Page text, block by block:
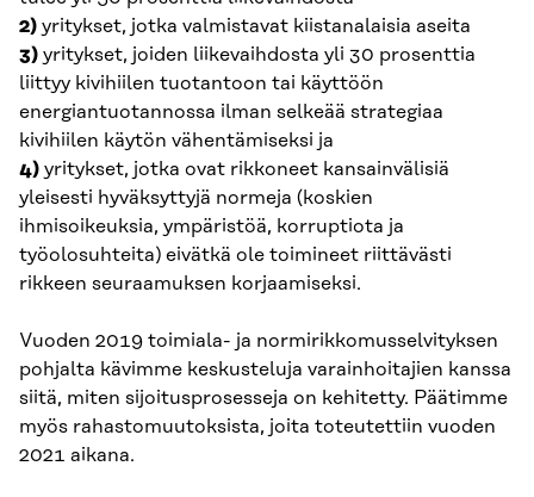
2) yritykset, jotka valmistavat kiistanalaisia aseita
3) yritykset, joiden liikevaihdosta yli 30 prosenttia
liittyy kivihiilen tuotantoon tai käyttöön
energiantuotannossa ilman selkeää strategiaa
kivihiilen käytön vähentämiseksi ja
4) yritykset, jotka ovat rikkoneet kansainvälisiä
yleisesti hyväksyttyjä normeja (koskien
ihmisoikeuksia, ympäristöä, korruptiota ja
työolosuhteita) eivätkä ole toimineet riittävästi
rikkeen seuraamuksen korjaamiseksi.
Vuoden 2019 toimiala- ja normirikkomusselvityksen
pohjalta kävimme keskusteluja varainhoitajien kanssa
siitä, miten sijoitusprosesseja on kehitetty. Päätimme
myös rahastomuutoksista, joita toteutettiin vuoden
2021 aikana.